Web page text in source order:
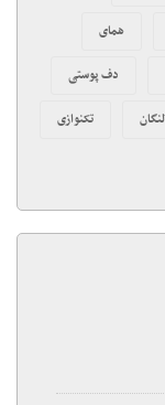
همای
دف پوستی
تکنوازی